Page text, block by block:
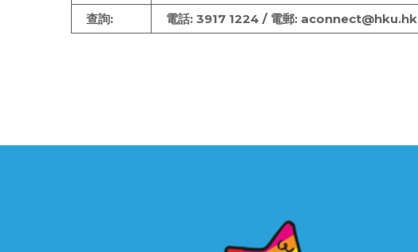
查詢:
電話: 3917 1224 / 電郵: aconnect@hku.hk